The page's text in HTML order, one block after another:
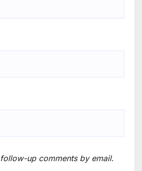
up comments by email.